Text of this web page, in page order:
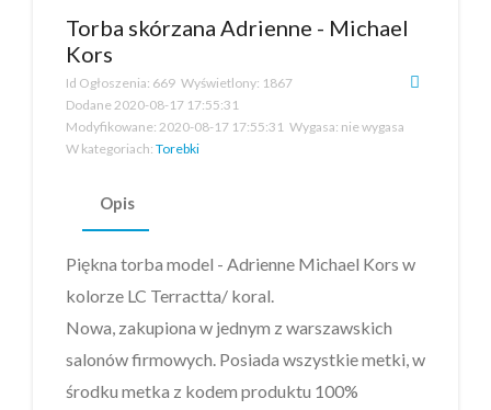
Torba skórzana Adrienne - Michael
Kors
Id Ogłoszenia: 669 Wyświetlony: 1867
Dodane 2020-08-17 17:55:31
Modyfikowane: 2020-08-17 17:55:31 Wygasa: nie wygasa
W kategoriach: Torebki
Opis
Piękna torba model - Adrienne Michael Kors w
kolorze LC Terractta/ koral.
Nowa, zakupiona w jednym z warszawskich
salonów firmowych. Posiada wszystkie metki, w
środku metka z kodem produktu 100%